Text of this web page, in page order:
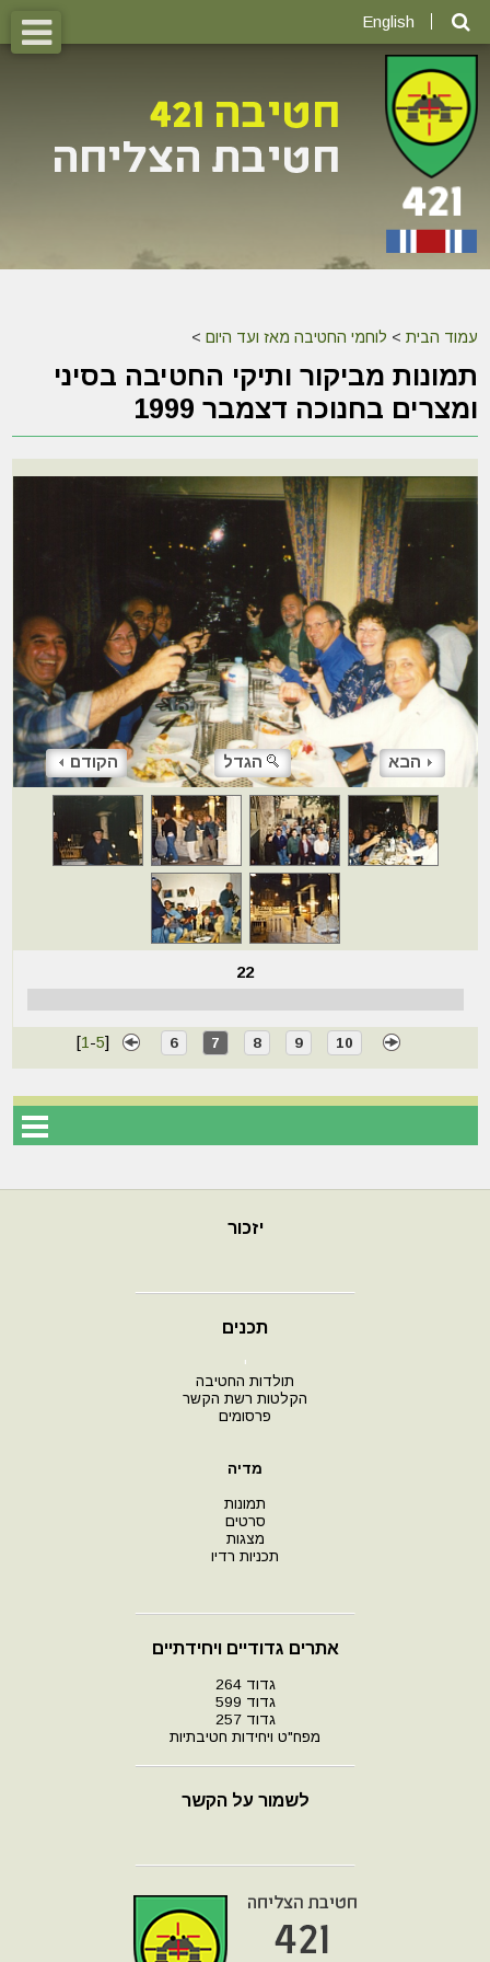
English
עמוד הבית > לוחמי החטיבה מאז ועד היום >
תמונות מביקור ותיקי החטיבה בסיני
ומצרים בחנוכה דצמבר 1999
הקודם הגדל הבא
22
[1 -5] 6 7 8 9 10
יזכור
תכנים
י
תולדות החטיבה
הקלטות רשת הקשר
פרסומים
מדיה
תמונות
סרטים
מצגות
תכניות רדיו
אתרים גדודיים ויחידתיים
גדוד 264
גדוד 599
גדוד 257
מפח"ט ויחידות חטיבתיות
לשמור על הקשר